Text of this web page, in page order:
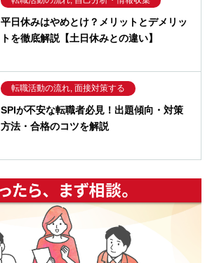
平日休みはやめとけ？メリットとデメリッ
トを徹底解説【土日休みとの違い】
転職活動の流れ, 面接対策する
SPIが不安な転職者必見！出題傾向・対策
方法・合格のコツを解説